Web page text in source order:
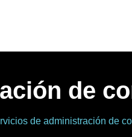
de
de administración de